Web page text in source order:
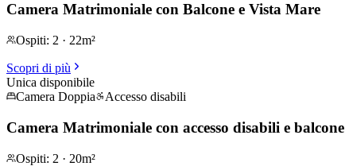
Camera Matrimoniale con Balcone e Vista Mare
Ospiti: 2 · 22m²
Scopri di più
Unica disponibile
Camera Doppia
Accesso disabili
Camera Matrimoniale con accesso disabili e balcone
Ospiti: 2 · 20m²